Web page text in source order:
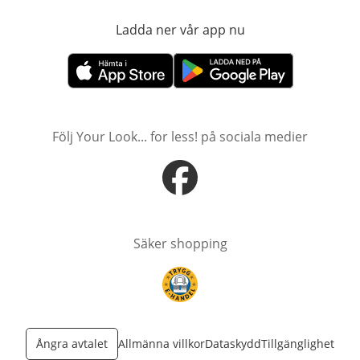
Ladda ner vår app nu
öppnas i nytt fönsteröppnas i nytt fönster
Följ Your Look... for less! på sociala medier
öppnas i nytt fönster
Säker shopping
öppnas i nytt fönster
Ångra avtalet Allmänna villkorDataskyddTillgänglighet